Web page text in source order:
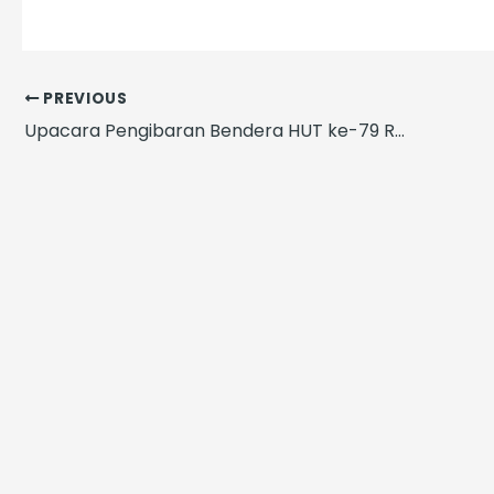
PREVIOUS
Upacara Pengibaran Bendera HUT ke-79 RI di Masjid Istiqlal